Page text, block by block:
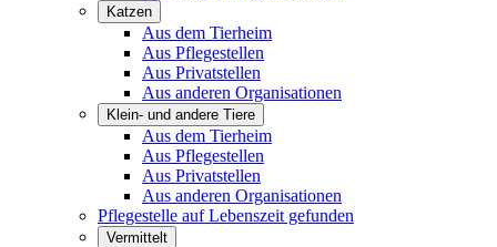
Katzen
Aus dem Tierheim
Aus Pflegestellen
Aus Privatstellen
Aus anderen Organisationen
Klein- und andere Tiere
Aus dem Tierheim
Aus Pflegestellen
Aus Privatstellen
Aus anderen Organisationen
Pflegestelle auf Lebenszeit gefunden
Vermittelt